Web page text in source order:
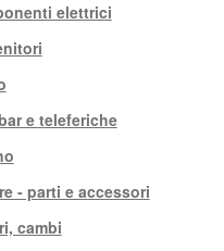
elettrici
e teleferiche
- parti e accessori
cambi